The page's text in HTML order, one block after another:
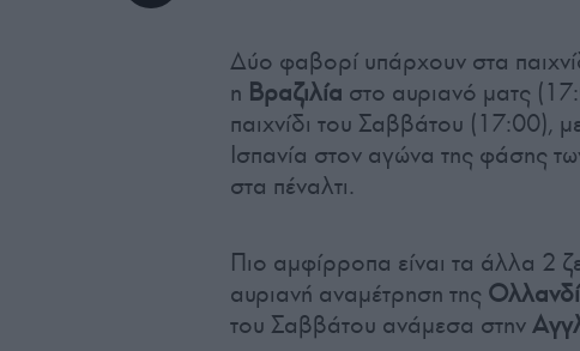
Δύο φαβορί υπάρχουν στα
η Βραζιλία στο αυριανό ματς
παιχνίδι του Σαββάτου (17:00),
Ισπανία στον αγώνα της φάσης
στα πέναλτι.
Πιο αμφίρροπα είναι τα άλλα 2
αυριανή αναμέτρηση της
του Σαββάτου ανάμεσα στην